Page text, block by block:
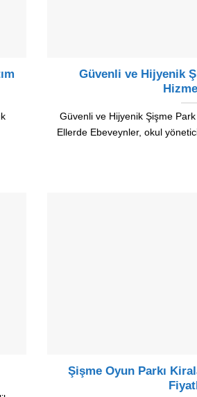
Güvenli ve Hijyenik
Güvenli ve Hijyenik Şişme
Ellerde Ebeveynler, okul
Şişme Oyun Parkı